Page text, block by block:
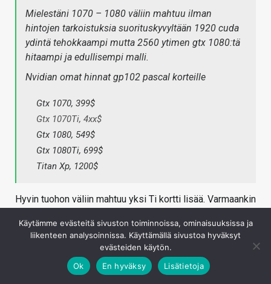
Mielestäni 1070 – 1080 väliin mahtuu ilman
hintojen tarkoistuksia suorituskyvyltään 1920 cuda
ydintä tehokkaampi mutta 2560 ytimen gtx 1080:tä
hitaampi ja edullisempi malli.
Nvidian omat hinnat gp102 pascal korteille
Gtx 1070, 399$
Gtx 1070Ti, 4xx$
Gtx 1080, 549$
Gtx 1080Ti, 699$
Titan Xp, 1200$
Hyvin tuohon väliin mahtuu yksi Ti kortti lisää. Varmaankin
kun pian tulee taas uutta sukupolvea.
Paljonko prosentuaalinen ero on 1050 vs 1050Ti , samaa
luokkaa varmaan tämäkin.
Käytämme evästeitä sivuston toiminnoissa, ominaisuuksissa ja
liikenteen analysoinnissa. Käyttämällä sivustoa hyväksyt
evästeiden käytön.
Ok
En hyväksy Lisätietoja